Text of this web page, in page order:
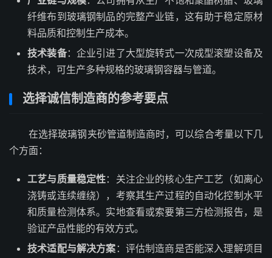
纤维布到玻璃钢制品的完整产业链，这有助于稳定原材
料品质和控制生产成本。
技术装备：企业引进了大型旋转式一次成型滚塑设备及
技术，可生产多种规格的玻璃钢容器与管道。
选择诚信制造商的参考要点
在选择玻璃钢夹砂管道制造商时，可以综合考量以下几
个方面：
工艺与质量稳定性：关注企业的核心生产工艺（如离心
浇铸或连续缠绕），考察其生产过程的自动化控制水平
和质量检测体系。实地查看或索要第三方检测报告，是
验证产品性能的有效方式。
技术适配与解决方案 ：评估制造商是否能深入理解项目